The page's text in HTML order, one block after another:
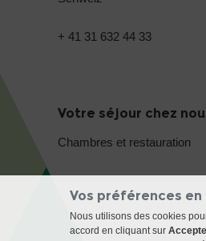
+ 41 31 632 44 33
Votre séjour chez
Chambres et restauration
Vos préférences
Nous utilisons des cookies
accord en cliquant sur